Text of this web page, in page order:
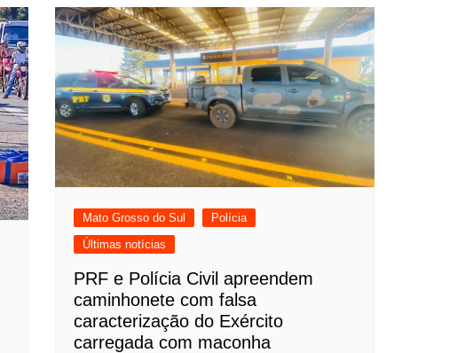
Mato Grosso do Sul
Polícia
Últimas notícias
PRF e Polícia Civil apreendem
caminhonete com falsa
caracterização do Exército
carregada com maconha